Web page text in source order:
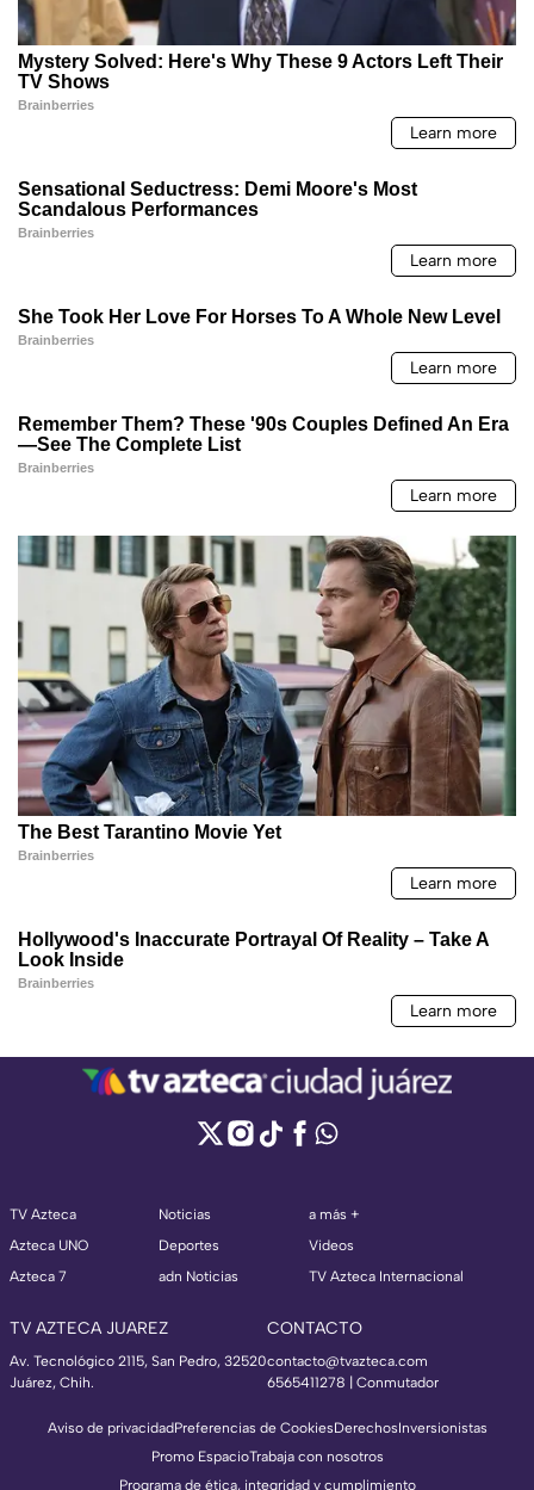
TV Azteca
Azteca UNO
Azteca 7
Noticias
Deportes
adn Noticias
a más +
Videos
TV Azteca Internacional
TV AZTECA JUAREZ
Av. Tecnológico 2115, San Pedro, 32520
Juárez, Chih.
CONTACTO
contacto@tvazteca.com
6565411278 | Conmutador
Aviso de privacidadPreferencias de CookiesDerechosInversionistas
Promo EspacioTrabaja con nosotros
Programa de ética, integridad y cumplimiento